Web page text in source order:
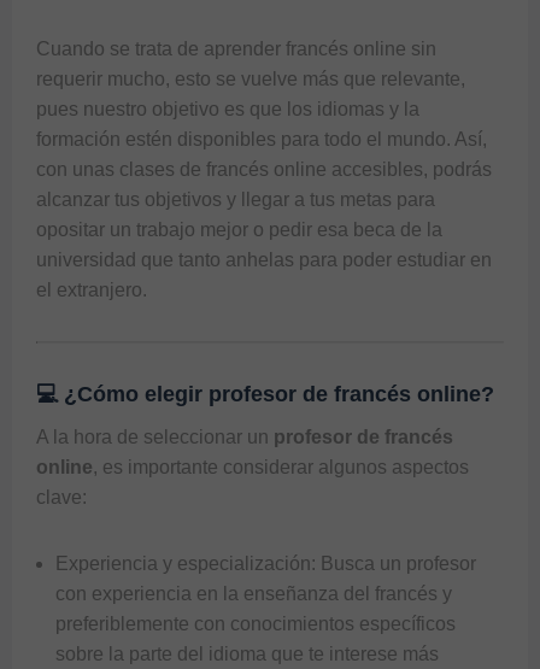
Cuando se trata de aprender francés online sin
requerir mucho, esto se vuelve más que relevante,
pues nuestro objetivo es que los idiomas y la
formación estén disponibles para todo el mundo. Así,
con unas clases de francés online accesibles, podrás
alcanzar tus objetivos y llegar a tus metas para
opositar un trabajo mejor o pedir esa beca de la
universidad que tanto anhelas para poder estudiar en
💻 ¿Cómo elegir profesor de francés online?
A la hora de seleccionar un profesor de francés
online, es importante considerar algunos aspectos
clave:
Experiencia y especialización: Busca un profesor
con experiencia en la enseñanza del francés y
preferiblemente con conocimientos específicos
sobre la parte del idioma que te interese más